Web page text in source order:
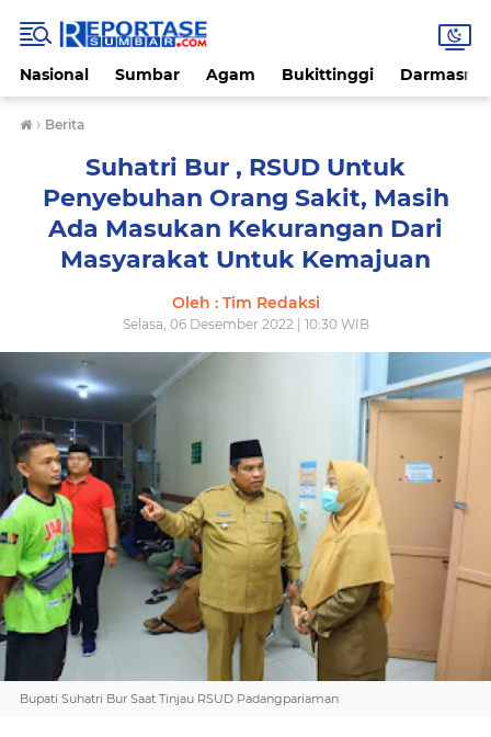
Nasional Sumbar Agam Bukittinggi
› Berita
Suhatri Bur , RSUD Untuk
Penyebuhan Orang Sakit, Masih
Ada Masukan Kekurangan Dari
Masyarakat Untuk Kemajuan
Oleh : Tim Redaksi
Selasa, 06 Desember 2022 | 10:30 WIB
Bupati Suhatri Bur Saat Tinjau RSUD Padangpariaman